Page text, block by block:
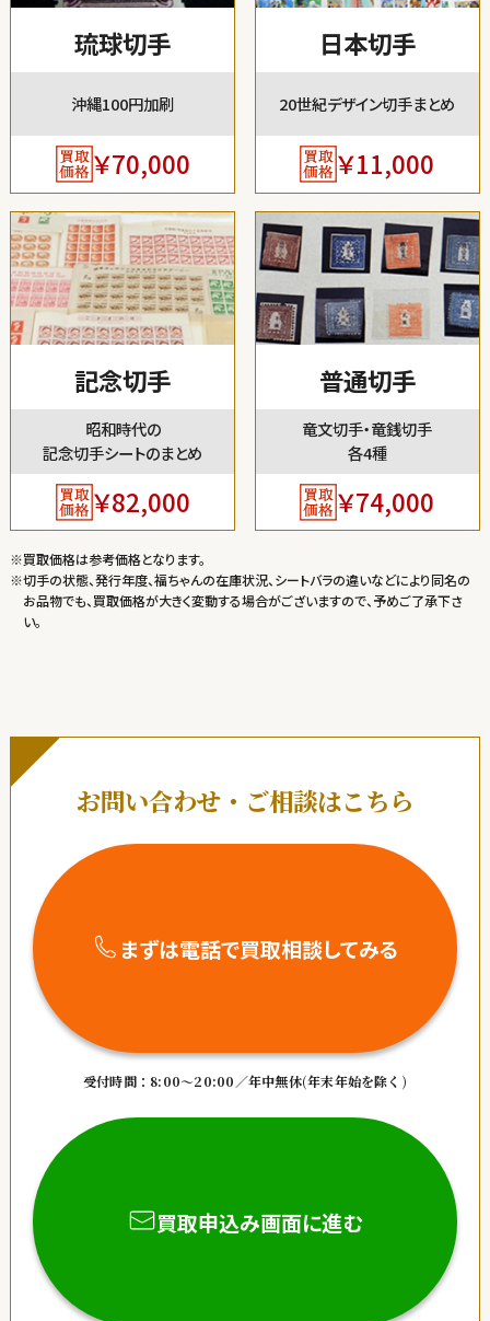
琉球切手
沖縄100円加刷
￥70,000
日本切手
20世紀デザイン切手まとめ
￥11,000
記念切手
昭和時代の
記念切手シートのまとめ
￥82,000
普通切手
竜文切手・竜銭切手
各4種
￥74,000
※買取価格は参考価格となります。
※切手の状態、発行年度、福ちゃんの在庫状況、シートバラの違いなどにより同名の
お品物でも、買取価格が大きく変動する場合がございますので、予めご了承下さ
い。
お問い合わせ・ご相談はこちら
まずは電話で買取相談してみる
受付時間：8:00～20:00／年中無休(年末年始を除く)
買取申込み画面に進む